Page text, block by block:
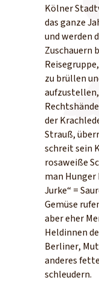
Kölner
das ganze
und werden
Zuschauern
zu brüllen
der
Strauß,
schreit sein
rosaweiße
man Hunger
Jurke“ =
Gemüse
aber eher
Heldinnen
Berliner,
anderes
schleudern.